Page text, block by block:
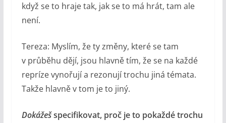
když se to hraje tak, jak se to má hrát, tam ale
není.
Tereza: Myslím, že ty změny, které se tam
v průběhu dějí, jsou hlavně tím, že se na každé
repríze vynořují a rezonují trochu jiná témata.
Takže hlavně v tom je to jiný.
Dokážešspecifikovat, proč je to pokaždé trochu